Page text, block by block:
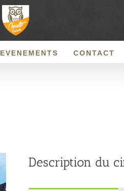
EVENEMENTS CONTACT
Description du